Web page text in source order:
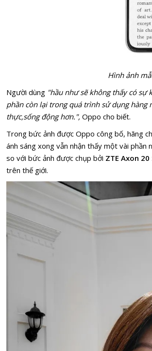
Hình ảnh
Người dùng "hầu như sẽ không thấy có sự
phần còn lại trong quá trình sử dụng hàng
thực,sống độnghơn. ", Oppo cho biết.
Trong bức ảnh được Oppo công bố, hãng
ánh sáng xong vẫn nhận thấy một vài phần
so với bức ảnh được chụp bởi ZTE Axon 20
trên thế giới.